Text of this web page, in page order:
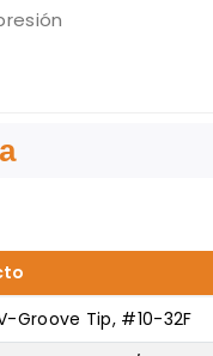
Groove Tip, #10-32F